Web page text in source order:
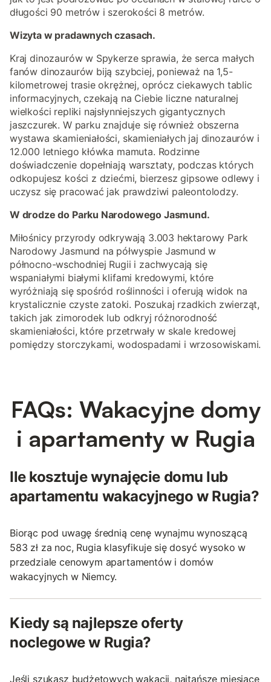
długości 90 metrów i szerokości 8 metrów.
Wizyta w pradawnych czasach.
Kraj dinozaurów w Spykerze sprawia, że serca małych
fanów dinozaurów biją szybciej, ponieważ na 1,5-
kilometrowej trasie okrężnej, oprócz ciekawych tablic
informacyjnych, czekają na Ciebie liczne naturalnej
wielkości repliki najsłynniejszych gigantycznych
jaszczurek. W parku znajduje się również obszerna
wystawa skamieniałości, skamieniałych jaj dinozaurów i
12.000 letniego kłówka mamuta. Rodzinne
doświadczenie dopełniają warsztaty, podczas których
odkopujesz kości z dziećmi, bierzesz gipsowe odlewy i
uczysz się pracować jak prawdziwi paleontolodzy.
W drodze do Parku Narodowego Jasmund.
Miłośnicy przyrody odkrywają 3.003 hektarowy Park
Narodowy Jasmund na półwyspie Jasmund w
północno-wschodniej Rugii i zachwycają się
wspaniałymi białymi klifami kredowymi, które
wyróżniają się spośród roślinności i oferują widok na
krystalicznie czyste zatoki. Poszukaj rzadkich zwierząt,
takich jak zimorodek lub odkryj różnorodność
skamieniałości, które przetrwały w skale kredowej
pomiędzy storczykami, wodospadami i wrzosowiskami.
FAQs: Wakacyjne domy
i apartamenty w Rugia
Ile kosztuje wynajęcie domu lub
apartamentu wakacyjnego w Rugia?
Biorąc pod uwagę średnią cenę wynajmu wynoszącą
583 zł za noc, Rugia klasyfikuje się dosyć wysoko w
przedziale cenowym apartamentów i domów
wakacyjnych w Niemcy.
Kiedy są najlepsze oferty
noclegowe w Rugia?
Jeśli szukasz budżetowych wakacji, najtańsze miesiące